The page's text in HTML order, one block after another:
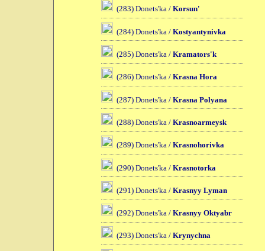
(283) Donets'ka / Korsun'
(284) Donets'ka / Kostyantynivka
(285) Donets'ka / Kramators'k
(286) Donets'ka / Krasna Hora
(287) Donets'ka / Krasna Polyana
(288) Donets'ka / Krasnoarmeysk
(289) Donets'ka / Krasnohorivka
(290) Donets'ka / Krasnotorka
(291) Donets'ka / Krasnyy Lyman
(292) Donets'ka / Krasnyy Oktyabr
(293) Donets'ka / Krynychna